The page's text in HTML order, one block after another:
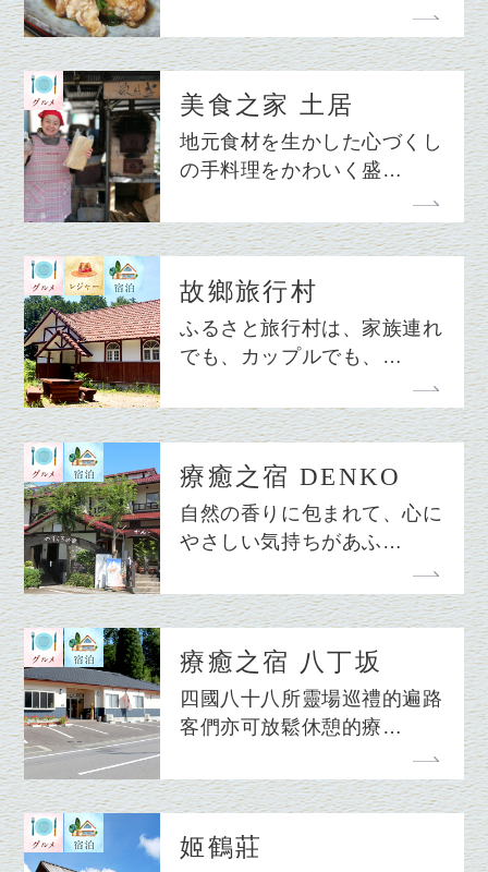
美食之家 土居
地元食材を生かした心づくし
の手料理をかわいく盛…
故鄉旅行村
ふるさと旅行村は、家族連れ
でも、カップルでも、…
療癒之宿 DENKO
自然の香りに包まれて、心に
やさしい気持ちがあふ…
療癒之宿 八丁坂
四國八十八所靈場巡禮的遍路
客們亦可放鬆休憩的療…
姬鶴莊